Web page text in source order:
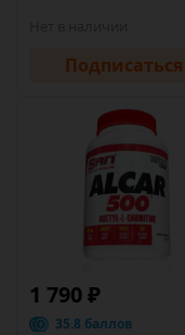
Подписаться
1 790 ₽
35.8 баллов